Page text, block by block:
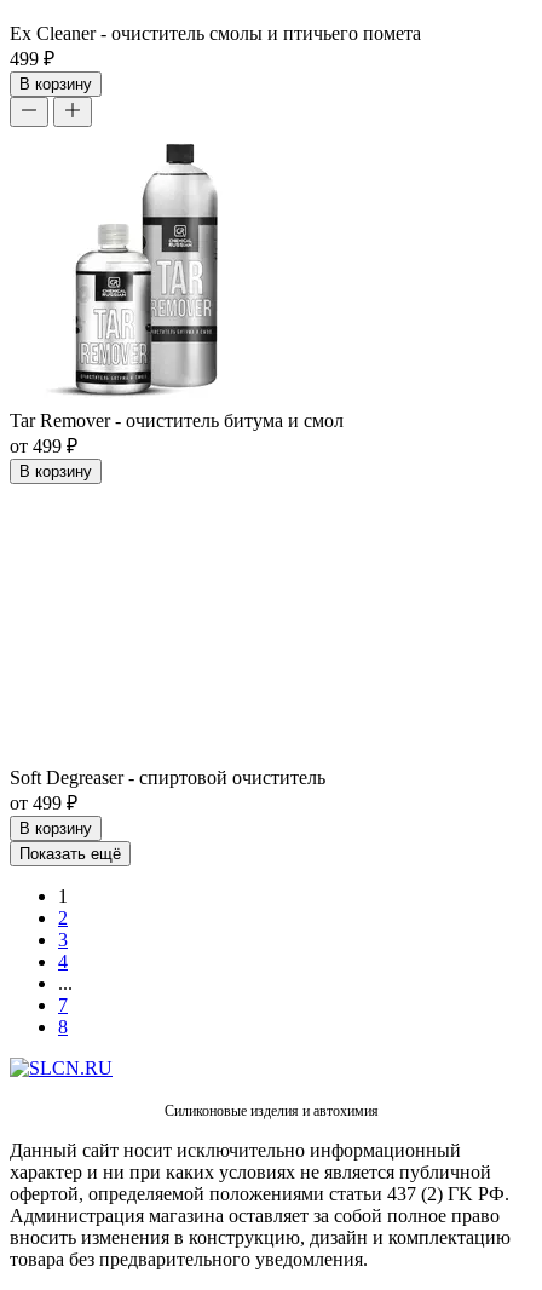
Ex Cleaner - очиститель смолы и птичьего помета
499 ₽
В корзину
Tar Remover - очиститель битума и смол
от 499 ₽
В корзину
Soft Degreaser - спиртовой очиститель
от 499 ₽
В корзину
Показать ещё
1
2
3
4
...
7
8
Силиконовые изделия и автохимия
Данный сайт носит исключительно информационный
характер и ни при каких условиях не является публичной
офертой, определяемой положениями статьи 437 (2) ГK РФ.
Администрация магазина оставляет за собой полное право
вносить изменения в конструкцию, дизайн и комплектацию
товара без предварительного уведомления.